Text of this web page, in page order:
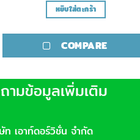
หยิบใส่ตะกร้า
COMPARE
ามข้อมูลเพิ่มเติม
ท เอาท์ดอร์วิชั่น จำกัด